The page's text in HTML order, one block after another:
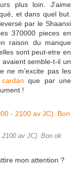
plus loin. J'aime
et dans quel but.
par le Shaanxi
370000 pieces en
raison du manque
sont peut-etre en
semble-t-il un
ne m'excite pas les
cardan que par une
!
2100 av JC). Bon ok
mon attention ?